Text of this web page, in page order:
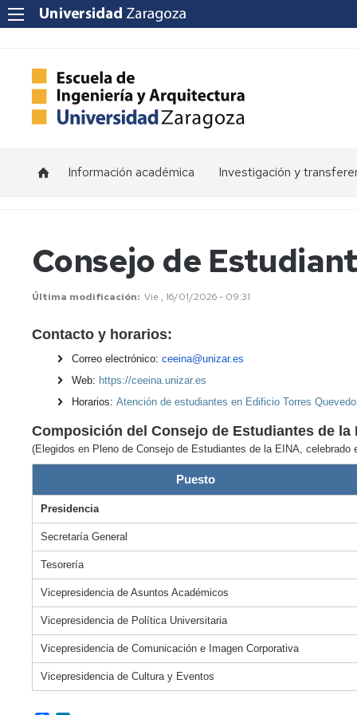
Información académica
Tutorías
Exámenes
Trabajos
Fin
Estudios
administrativos
Movilidad
Prácticas
y
Empleo
Competencias
transversales
Actividades
universitarias
Investigación y
Grupos
investigación
investigación
Divulgación
Cátedras
de
empresa
Emprendimiento
Consejo de
Última modificación Vie , 16/01/2026 - 09:31
Contacto y horarios:
Correo electrónico: ceeina@unizar.es
Web: https://ceeina.unizar.es
Horarios: Atención de estudiantes en Edificio Torres
Composición del Consejo de Estudiantes de la
(Elegidos en Pleno de Consejo de Estudiantes de la EINA, celebrado
Puesto
Presidencia
Secretaría General
Tesorería
Vicepresidencia de Asuntos Académicos
Vicepresidencia de Política Universitaria
Vicepresidencia de Comunicación e Imagen Corporativa
Vicepresidencia de Cultura y Eventos